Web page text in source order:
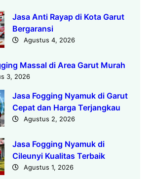
Jasa Anti Rayap di Kota Garut
Bergaransi
Agustus 4, 2026
Massal di Area Garut Murah
3, 2026
Jasa Fogging Nyamuk di Garut
Cepat dan Harga Terjangkau
Agustus 2, 2026
Jasa Fogging Nyamuk di
Cileunyi Kualitas Terbaik
Agustus 1, 2026